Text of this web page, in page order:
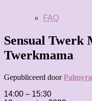
FAQ
Sensual Twerk
Twerkmama
Gepubliceerd door
Sensual
14:00 – 15:30